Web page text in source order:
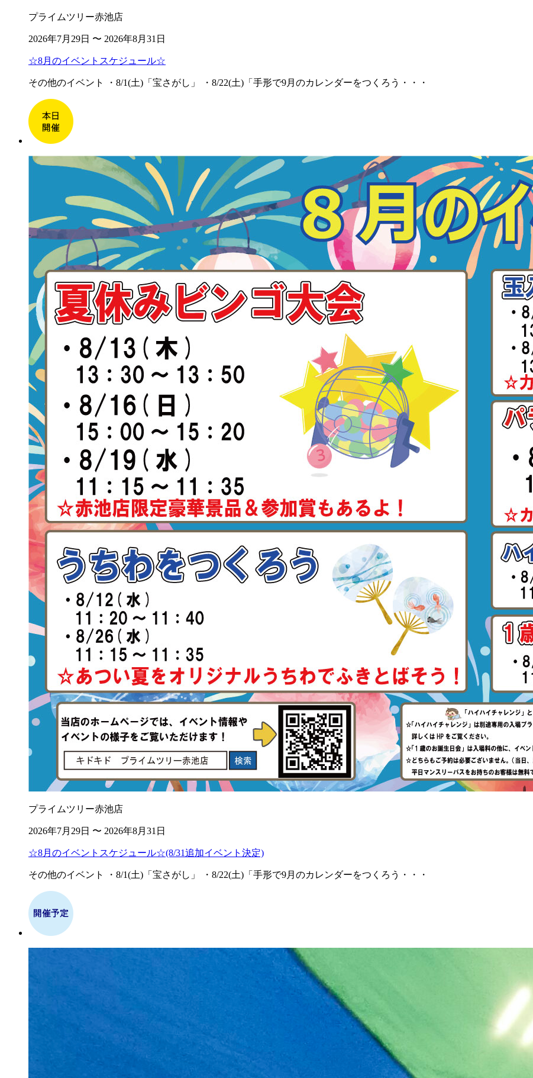
プライムツリー赤池店
2026年7月29日 〜 2026年8月31日
☆8月のイベントスケジュール☆
その他のイベント ・8/1(土)「宝さがし」 ・8/22(土)「手形で9月のカレンダーをつくろう・・・
プライムツリー赤池店
2026年7月29日 〜 2026年8月31日
☆8月のイベントスケジュール☆(8/31追加イベント決定)
その他のイベント ・8/1(土)「宝さがし」 ・8/22(土)「手形で9月のカレンダーをつくろう・・・